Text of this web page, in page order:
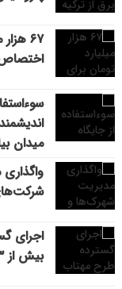
۶۷
میدان
اجرای
بیش از ۳ هزار انشعاب غیرمجاز برق در چهار ماه